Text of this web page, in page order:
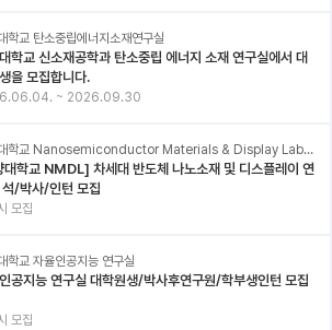
학교 탄소중립에너지소재연구실
학교 신소재공학과 탄소중립 에너지 소재 연구실에서 대
을 모집합니다.
~ 2026.09.30
한양대학교 Nanosemiconductor Materials & Display Laboratory
대학교 NMDL] 차세대 반도체 나노소재 및 디스플레이 연
석/박사/인턴 모집
모집
학교 자율인공지능 연구실
공지능 연구실 대학원생/박사후연구원/학부생인턴 모집
모집